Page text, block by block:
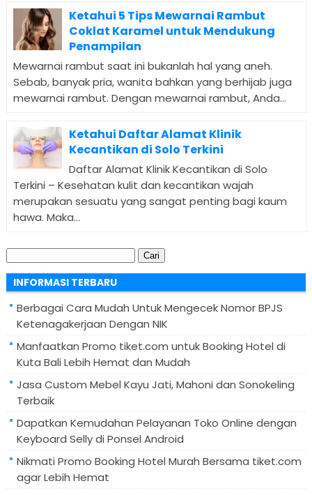
Ketahui 5 Tips Mewarnai Rambut
Coklat Karamel untuk Mendukung
Penampilan
Mewarnai rambut saat ini bukanlah hal yang aneh.
Sebab, banyak pria, wanita bahkan yang berhijab juga
mewarnai rambut. Dengan mewarnai rambut, Anda...
Ketahui Daftar Alamat Klinik
Kecantikan di Solo Terkini
Daftar Alamat Klinik Kecantikan di Solo
Terkini – Kesehatan kulit dan kecantikan wajah
merupakan sesuatu yang sangat penting bagi kaum
hawa. Maka...
Cari
untuk:
INFORMASI TERBARU
Berbagai Cara Mudah Untuk Mengecek Nomor BPJS
Ketenagakerjaan Dengan NIK
Manfaatkan Promo tiket.com untuk Booking Hotel di
Kuta Bali Lebih Hemat dan Mudah
Jasa Custom Mebel Kayu Jati, Mahoni dan Sonokeling
Terbaik
Dapatkan Kemudahan Pelayanan Toko Online dengan
Keyboard Selly di Ponsel Android
Nikmati Promo Booking Hotel Murah Bersama tiket.com
agar Lebih Hemat